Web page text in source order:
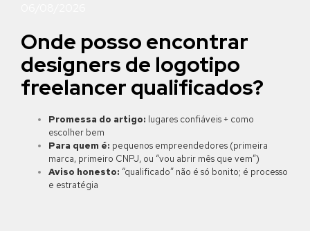
Onde posso encontrar
designers de logotipo
freelancer qualificados?
Promessa do artigo: lugares confiáveis + como
escolher bem
Para quem é: pequenos empreendedores (primeira
marca, primeiro CNPJ, ou “vou abrir mês que vem”)
Aviso honesto: “qualificado” não é só bonito; é processo
e estratégia